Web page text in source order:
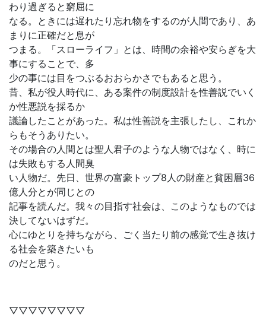
わり過ぎると窮屈に
なる。ときには遅れたり忘れ物をするのが人間であり、あ
まりに正確だと息が
つまる。「スローライフ」とは、時間の余裕や安らぎを大
事にすることで、多
少の事には目をつぶるおおらかさでもあると思う。
昔、私が役人時代に、ある案件の制度設計を性善説でいく
か性悪説を採るか
議論したことがあった。私は性善説を主張したし、これか
らもそうありたい。
その場合の人間とは聖人君子のような人物ではなく、時に
は失敗もする人間臭
い人物だ。先日、世界の富豪トップ8人の財産と貧困層36
億人分とが同じとの
記事を読んだ。我々の目指す社会は、このようなものでは
決してないはずだ。
心にゆとりを持ちながら、ごく当たり前の感覚で生き抜け
る社会を築きたいも
のだと思う。
▽▽▽▽▽▽▽▽